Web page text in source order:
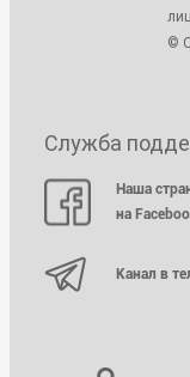
©
Служба
Наша
на
Канал в